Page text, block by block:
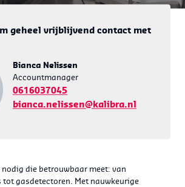
geheel vrijblijvend contact met
Bianca Nelissen
Accountmanager
0616037045
bianca.nelissen@kalibra.nl
die betrouwbaar meet: van
gasdetectoren. Met nauwkeurige